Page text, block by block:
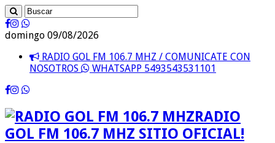
domingo 09/08/2026
RADIO GOL FM 106.7 MHZ / COMUNICATE CON
NOSOTROS
WHATSAPP 5493543531101
RADIO
GOL FM 106.7 MHZ SITIO OFICIAL!